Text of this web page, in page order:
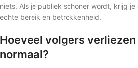
niets. Als je publiek schoner wordt, krijg
echte bereik en betrokkenheid.
Hoeveel volgers
normaal?